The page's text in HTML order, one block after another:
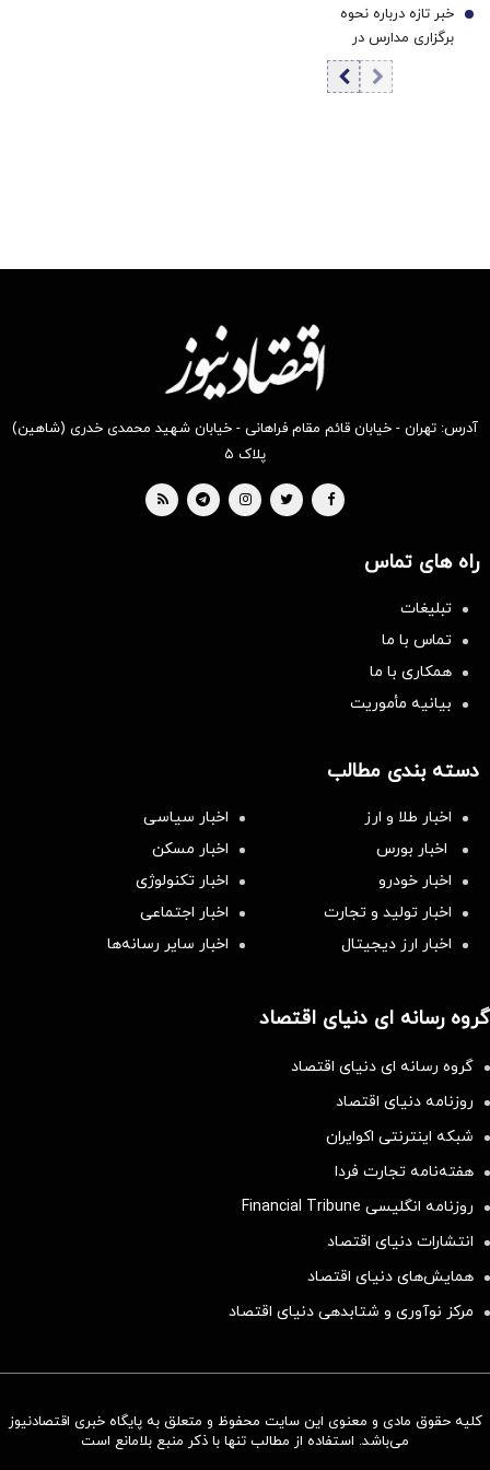
اگر ایران وارد عمل
نشود، هرات به‌طور
کامل به دست
طالبان خواهد افتاد
شورای نگهبان کاملاً
احساس شد+ فیلم
+ فیلم
خبر تازه درباره نحوه
برگزاری مدارس در
سال تحصیلی جدید
7
آدرس: تهران - خیابان قائم مقام فراهانی - خیابان شهید محمدی خدری (شاهین)
پلاک ۵
راه های تماس
تبلیغات
تماس با ما
همکاری با ما
بیانیه مأموریت
دسته بندی مطالب
اخبار طلا و ارز
اخبار سیاسی
اخبار بورس
اخبار مسکن
اخبار خودرو
اخبار تکنولوژی
اخبار تولید و تجارت
اخبار اجتماعی
اخبار ارز دیجیتال
اخبار سایر رسانه‌‌ها
گروه رسانه ای دنیای اقتصاد
گروه رسانه ای دنیای اقتصاد
روزنامه دنیای اقتصاد
شبکه اینترنتی اکوایران
هفته‌نامه تجارت فردا
روزنامه انگلیسی Financial Tribune
انتشارات دنیای اقتصاد
همایش‌های دنیای اقتصاد
مرکز نوآوری و شتابدهی دنیای اقتصاد
کلیه حقوق مادی و معنوی این سایت محفوظ و متعلق به پایگاه خبری اقتصادنیوز
می‌باشد. استفاده از مطالب تنها با ذکر منبع بلامانع است